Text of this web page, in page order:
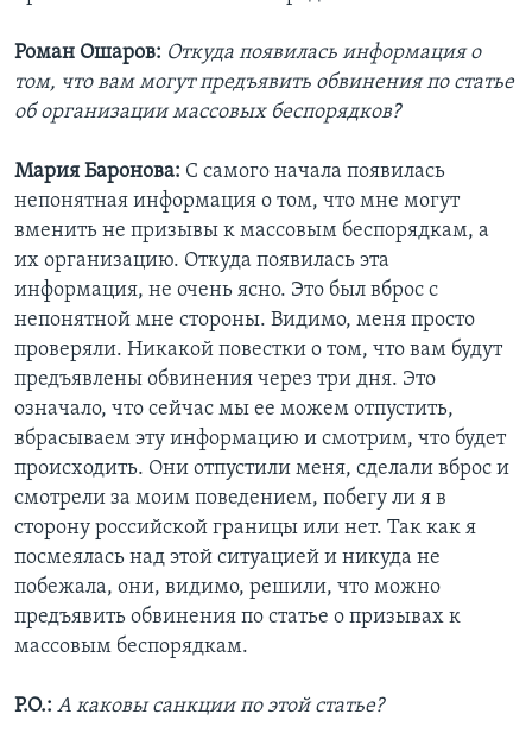
Роман Ошаров: Откуда появилась информация о
том, что вам могут предъявить обвинения по статье
об организации массовых беспорядков?
Мария Баронова: С самого начала появилась
непонятная информация о том, что мне могут
вменить не призывы к массовым беспорядкам, а
их организацию. Откуда появилась эта
информация, не очень ясно. Это был вброс с
непонятной мне стороны. Видимо, меня просто
проверяли. Никакой повестки о том, что вам будут
предъявлены обвинения через три дня. Это
означало, что сейчас мы ее можем отпустить,
вбрасываем эту информацию и смотрим, что будет
происходить. Они отпустили меня, сделали вброс и
смотрели за моим поведением, побегу ли я в
сторону российской границы или нет. Так как я
посмеялась над этой ситуацией и никуда не
побежала, они, видимо, решили, что можно
предъявить обвинения по статье о призывах к
массовым беспорядкам.
Р.О.: А каковы санкции по этой статье?